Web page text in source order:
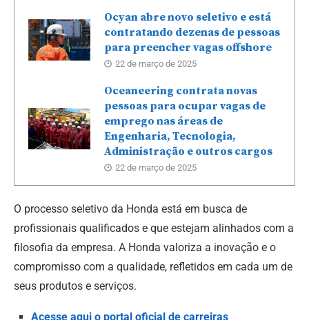
Ocyan abre novo seletivo e está
contratando dezenas de pessoas
para preencher vagas offshore
22 de março de 2025
Oceaneering contrata novas
pessoas para ocupar vagas de
emprego nas áreas de
Engenharia, Tecnologia,
Administração e outros cargos
22 de março de 2025
O processo seletivo da Honda está em busca de
profissionais qualificados e que estejam alinhados com a
filosofia da empresa. A Honda valoriza a inovação e o
compromisso com a qualidade, refletidos em cada um de
seus produtos e serviços.
Acesse aqui o portal oficial de carreiras